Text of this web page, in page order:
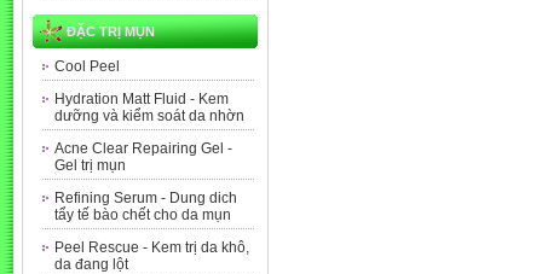
ĐẶC TRỊ MỤN
Cool Peel
Hydration Matt Fluid - Kem
dưỡng và kiểm soát da nhờn
Acne Clear Repairing Gel -
Gel trị mụn
Refining Serum - Dung dich
tẩy tế bào chết cho da mụn
Peel Rescue - Kem trị da khô,
da đang lột